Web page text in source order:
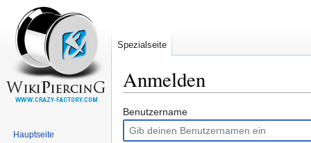
Anmelden
Zur
Navigation
Zur
Suche
Benutzername
Spezialseite
Hauptseite